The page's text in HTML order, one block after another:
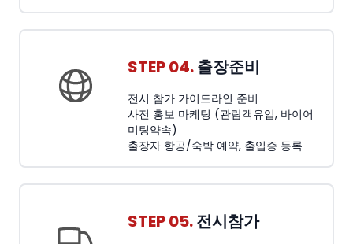
STEP 04.출장준비
전시 참가 가이드라인 준비
사전 홍보 마케팅 (관람객유입, 바이어
미팅약속)
출장자 항공/숙박 예약, 출입증 등록
STEP 05.전시참가